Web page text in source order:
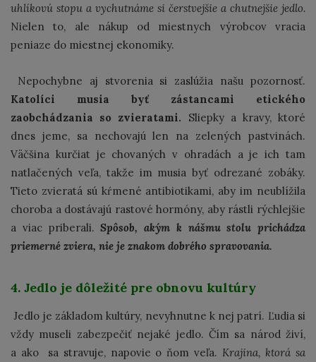
uhlíkovú stopu a vychutnáme si čerstvejšie a chutnejšie jedlo.
Nielen to, ale nákup od miestnych výrobcov vracia
peniaze do miestnej ekonomiky.
Nepochybne aj stvorenia si zaslúžia našu pozornosť.
Katolíci musia byť zástancami etického
zaobchádzania so zvieratami. Sliepky a kravy, ktoré
dnes jeme, sa nechovajú len na zelených pastvinách.
Väčšina kurčiat je chovaných v ohradách a je ich tam
natlačených veľa, takže im musia byť odrezané zobáky.
Tieto zvieratá sú kŕmené antibiotikami, aby im neublížila
choroba a dostávajú rastové hormóny, aby rástli rýchlejšie
a viac priberali.Spôsob, akým k nášmu stolu prichádza
priemerné zviera, nie je znakom dobrého spravovania.
4. Jedlo je dôležité pre obnovu kultúry
Jedlo je základom kultúry, nevyhnutne k nej patrí. Ľudia si
vždy museli zabezpečiť nejaké jedlo. Čím sa národ živí,
a ako sa stravuje, napovie o ňom veľa. Krajina, ktorá sa